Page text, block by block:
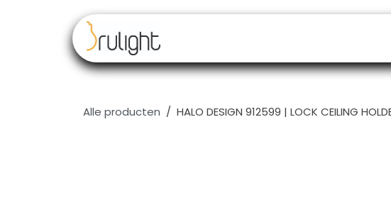
Alle producten HALO DESIGN 912599 | LOCK CEILING